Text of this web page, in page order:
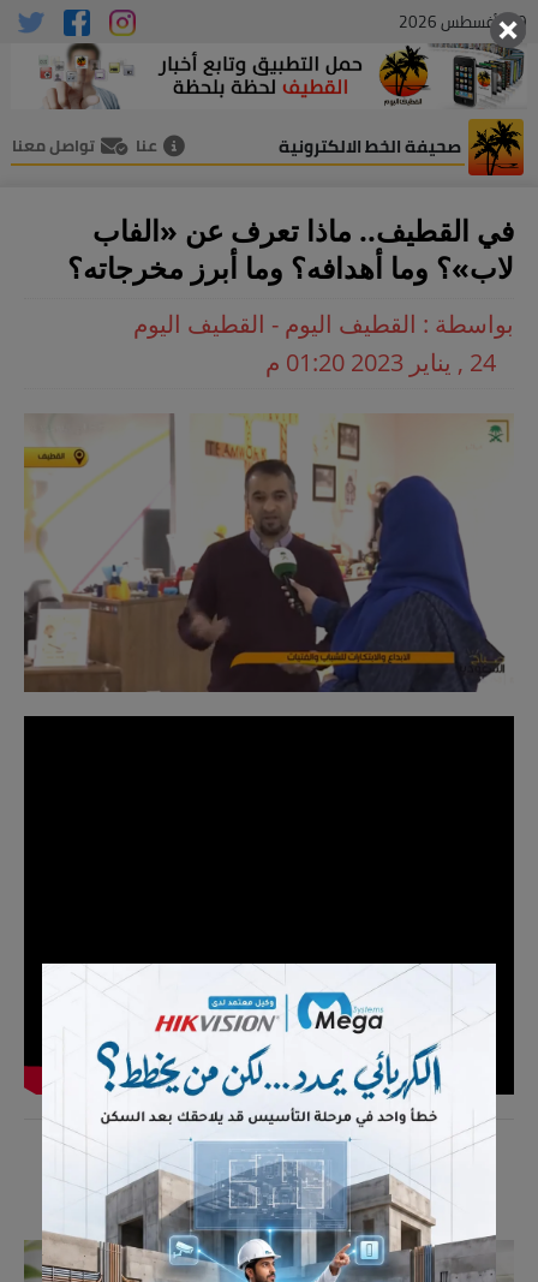
09 , أغسطس 2026
صحيفة الخط الالكترونية عنا تواصل معنا
في القطيف.. ماذا تعرف عن «الفاب
لاب»؟ وما أهدافه؟ وما أبرز مخرجاته؟
بواسطة : القطيف اليوم - القطيف اليوم
24 , يناير 2023 01:20 م